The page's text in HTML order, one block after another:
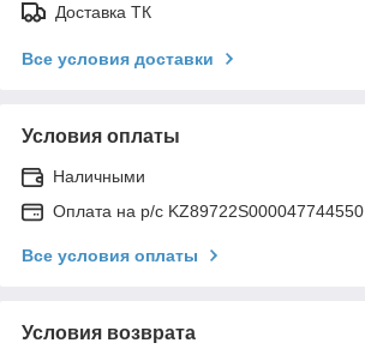
Доставка ТК
Все условия доставки
Условия оплаты
Наличными
Оплата на р/с KZ89722S000047744550
Все условия оплаты
Условия возврата